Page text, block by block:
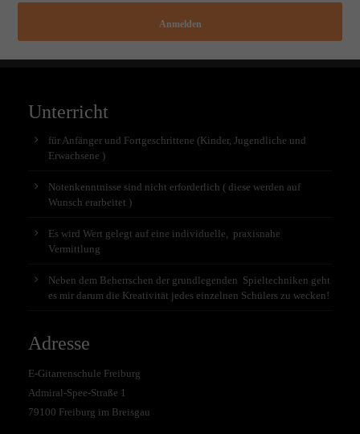
Anmelden
Unterricht
für Anfänger und Fortgeschrittene (Kinder, Jugendliche und
Erwachsene )
Notenkenntnisse sind nicht erforderlich ( diese werden auf
Wunsch erarbeitet )
Es wird Wert gelegt auf eine individuelle, praxisnahe
Vermittlung
Neben dem Beherrschen der grundlegenden Spieltechniken geht
es mir darum die Kreativität jedes einzelnen Schülers zu wecken!
Adresse
E-Gitarrenschule Freiburg
Admiral-Spee-Straße 1
79100 Freiburg im Breisgau